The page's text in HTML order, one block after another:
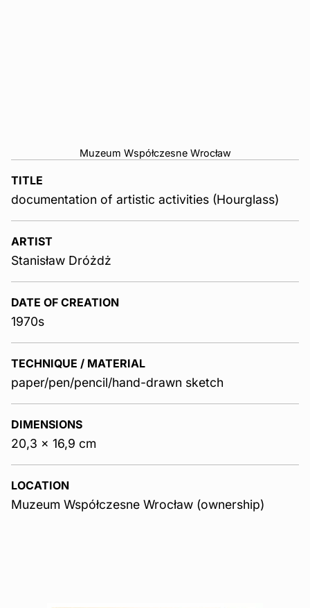
Muzeum Współczesne Wrocław
TITLE
documentation of artistic activities (Hourglass)
ARTIST
Stanisław Dróżdż
DATE OF CREATION
1970s
TECHNIQUE / MATERIAL
paper/pen/pencil/hand-drawn sketch
DIMENSIONS
20,3 x 16,9 cm
LOCATION
Muzeum Współczesne Wrocław (ownership)